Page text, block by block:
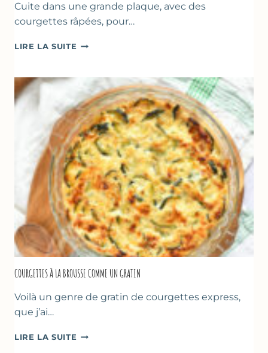
Cuite dans une grande plaque, avec des
courgettes râpées, pour…
LIRE LA SUITE FARINATA
ÉPAISSE
À
LA
FARINE
DE
POIS
CHICHE
–
CUISSON
AU
FOUR
COURGETTES À LA BROUSSE COMME UN GRATIN
Voilà un genre de gratin de courgettes express,
que j’ai…
LIRE LA SUITE COURGETTES